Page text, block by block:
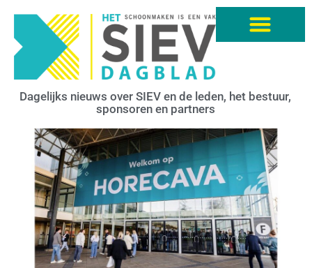
Dagelijks nieuws over SIEV en de leden, het bestuur,
sponsoren en partners